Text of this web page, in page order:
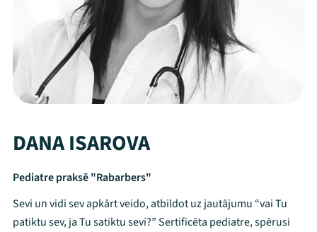
DANA ISAROVA
Pediatre praksē "Rabarbers"
Sevi un vidi sev apkārt veido, atbildot uz jautājumu “vai Tu
patiktu sev, ja Tu satiktu sevi?” Sertificēta pediatre, spērusi